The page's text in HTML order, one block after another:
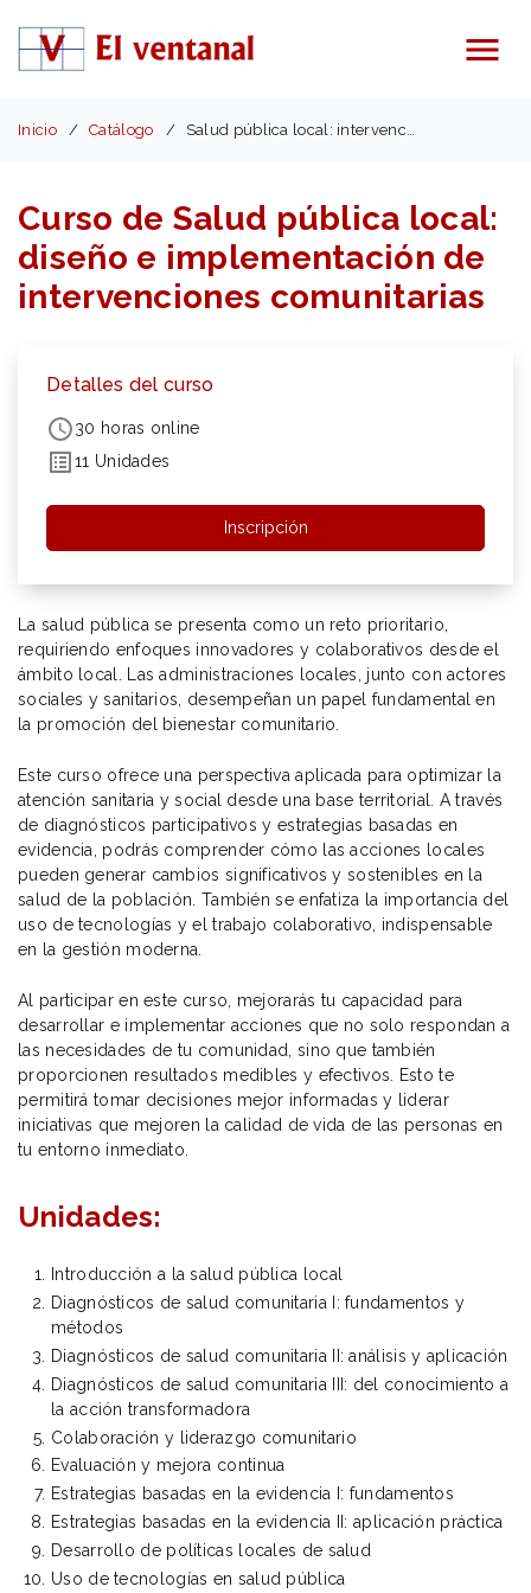
Menú
Inicio Catálogo Salud pública local: intervenciones comunitarias
Curso de Salud pública local:
diseño e implementación de
intervenciones comunitarias
Detalles del curso
30 horas online
11 Unidades
Inscripción
La salud pública se presenta como un reto prioritario,
requiriendo enfoques innovadores y colaborativos desde el
ámbito local. Las administraciones locales, junto con actores
sociales y sanitarios, desempeñan un papel fundamental en
la promoción del bienestar comunitario.
Este curso ofrece una perspectiva aplicada para optimizar la
atención sanitaria y social desde una base territorial. A través
de diagnósticos participativos y estrategias basadas en
evidencia, podrás comprender cómo las acciones locales
pueden generar cambios significativos y sostenibles en la
salud de la población. También se enfatiza la importancia del
uso de tecnologías y el trabajo colaborativo, indispensable
en la gestión moderna.
Al participar en este curso, mejorarás tu capacidad para
desarrollar e implementar acciones que no solo respondan a
las necesidades de tu comunidad, sino que también
proporcionen resultados medibles y efectivos. Esto te
permitirá tomar decisiones mejor informadas y liderar
iniciativas que mejoren la calidad de vida de las personas en
tu entorno inmediato.
Unidades:
Introducción a la salud pública local
Diagnósticos de salud comunitaria I: fundamentos y
métodos
Diagnósticos de salud comunitaria II: análisis y aplicación
Diagnósticos de salud comunitaria III: del conocimiento a
la acción transformadora
Colaboración y liderazgo comunitario
Evaluación y mejora continua
Estrategias basadas en la evidencia I: fundamentos
Estrategias basadas en la evidencia II: aplicación práctica
Desarrollo de políticas locales de salud
Uso de tecnologías en salud pública